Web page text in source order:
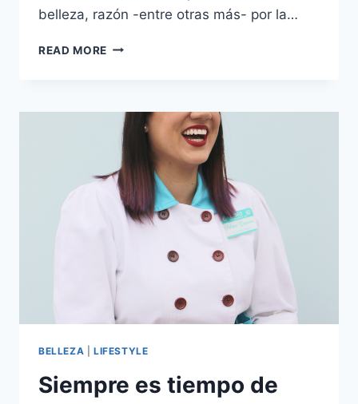
belleza, razón -entre otras más- por la…
READ MORE SIEMPRE
CELEBRAR
TU
EDAD
ANTONIA
DEL
SOLAR
BELLEZA LIFESTYLE
Siempre es tiempo de